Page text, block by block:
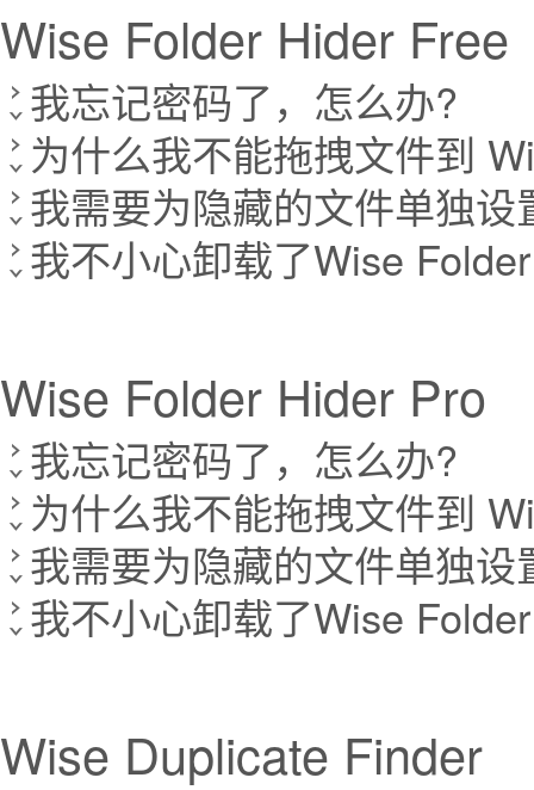
Wise Folder Hider Free
我忘记密码了，怎么办?
为什么我不能拖拽文件到
我需要为隐藏的文件单独设
我不小心卸载了Wise
Wise Folder Hider Pro
我忘记密码了，怎么办?
为什么我不能拖拽文件到
我需要为隐藏的文件单独设
我不小心卸载了Wise
Wise Duplicate Finder